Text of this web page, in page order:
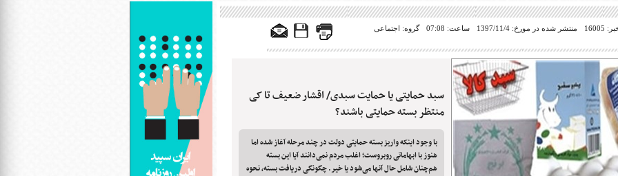
بریل در جهان
منتشر شده در مورخ: 1397/11/4 ساعت: 07:08 گروه: اجتماعی
سبد حمایتی یا حمایت سبدی/ اقشار ضعیف تا کی
منتظر بسته حمایتی باشند؟
با وجود اینکه واریز بسته حمایتی دولت در چند مرحله آغاز شده اما
هنوز با ابهاماتی روبروست؛ اغلب مردم نمی‌دانند آیا این بسته
هم‌چنان شامل حال آنها می‌شود یا خیر. چگونگی دریافت بسته، نحوه